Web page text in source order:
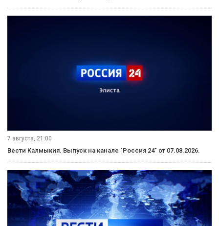
8 августа, 08:20
Местное время. Суббота. Выпуск от 08.08.2026.